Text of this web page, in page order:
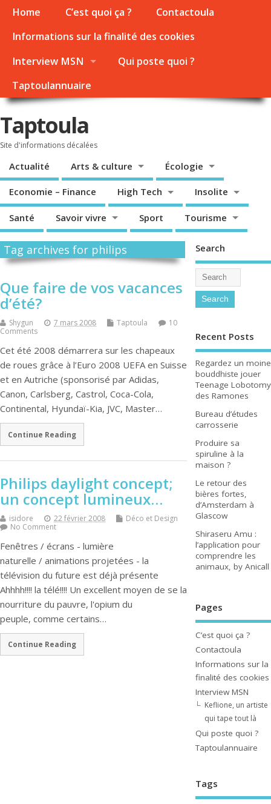
Home C’est quoi ça ?
Contactoula
Informations sur la finalité des cookies
Interview MSN
Qui poste quoi ?
Taptoulannuaire
Taptoula
Site d'informations décalées
Actualité Arts & culture Écologie
Economie – Finance High Tech Insolite
Santé Savoir vivre Sport Tourisme
Tag archives for philips
Que faire de vos vacances
d’été?
Shygun 7 mars 2008 Taptoula
10
Comments
Cet été 2008 démarrera sur les chapeaux
de roues grâce à l’Euro 2008 UEFA en Suisse
et en Autriche (sponsorisé par Adidas,
Canon, Carlsberg, Castrol, Coca-Cola,
Continental, Hyundaï-Kia, JVC, Master…
Continue Reading
Philips daylight concept;
un concept lumineux…
isidore 22 février 2008
Déco et Design
No Comment
Fenêtres / écrans - lumière
naturelle / animations projetées - la
télévision du future est déjà présente
Ahhhh!!!! la télé!!!! Un excellent moyen de se la
nourriture du pauvre, l'opium du
peuple, comme certains…
Continue Reading
Search
Recent Posts
Regardez un moine
bouddhiste jouer
Teenage Lobotomy
des Ramones
Bureau d’études
carrosserie
Produire sa
spiruline à la
maison ?
Le retour des
bières fortes,
d’Amsterdam à
Glascow
Shiraseru Amu :
l’application pour
comprendre les
animaux, by Anicall
Pages
C’est quoi ça ?
Contactoula
Informations sur la
finalité des cookies
Interview MSN
Keflione, un artiste
qui tape tout là
Qui poste quoi ?
Taptoulannuaire
Tags